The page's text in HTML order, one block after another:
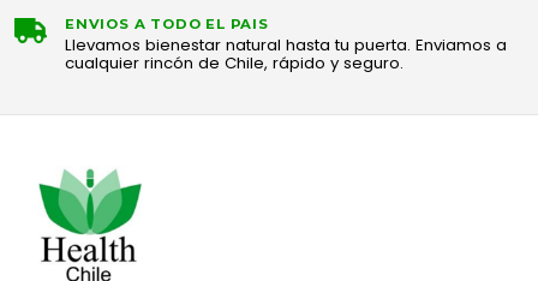
ENVIOS A TODO EL PAIS
Llevamos bienestar natural hasta tu puerta. Enviamos a
cualquier rincón de Chile, rápido y seguro.